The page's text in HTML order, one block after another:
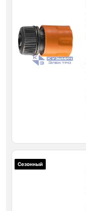
Сезонный